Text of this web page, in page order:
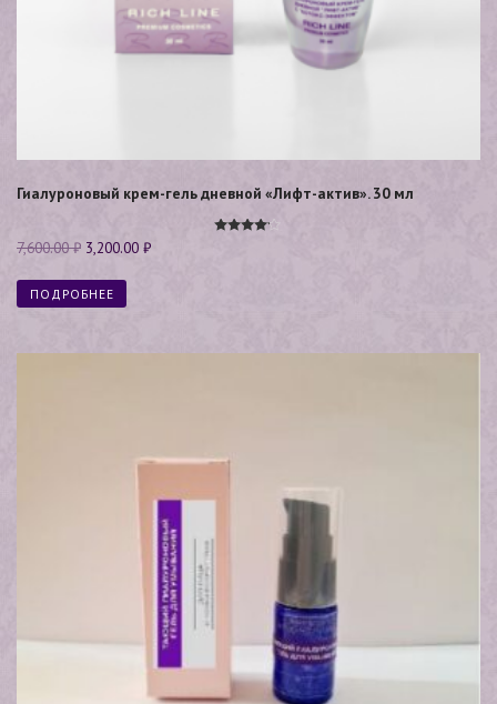
Гиалуроновый крем-гель дневной «Лифт-актив». 30 мл
7,600.00₽ 3,200.00 ₽
ПОДРОБНЕЕ